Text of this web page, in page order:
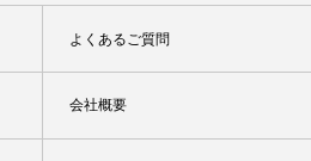
よくあるご質問
会社概要